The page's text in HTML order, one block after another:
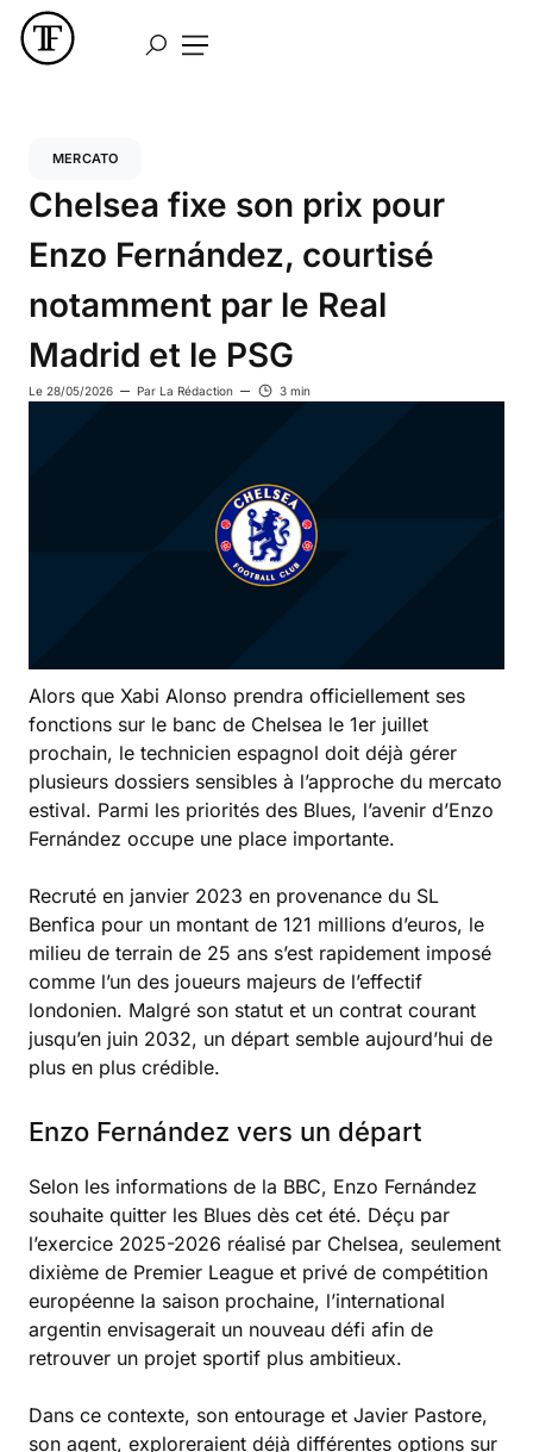
MERCATO
Chelsea fixe son prix pour
Enzo Fernández, courtisé
notamment par le Real
Madrid et le PSG
Le 28/05/2026 Par La Rédaction 3 min
Alors que Xabi Alonso prendra officiellement ses
fonctions sur le banc de Chelsea le 1er juillet
prochain, le technicien espagnol doit déjà gérer
plusieurs dossiers sensibles à l’approche du mercato
estival. Parmi les priorités des Blues, l’avenir d’Enzo
Fernández occupe une place importante.
Recruté en janvier 2023 en provenance du SL
Benfica pour un montant de 121 millions d’euros, le
milieu de terrain de 25 ans s’est rapidement imposé
comme l’un des joueurs majeurs de l’effectif
londonien. Malgré son statut et un contrat courant
jusqu’en juin 2032, un départ semble aujourd’hui de
plus en plus crédible.
Enzo Fernández vers un départ
Selon les informations de la BBC, Enzo Fernández
souhaite quitter les Blues dès cet été. Déçu par
l’exercice 2025-2026 réalisé par Chelsea, seulement
dixième de Premier League et privé de compétition
européenne la saison prochaine, l’international
argentin envisagerait un nouveau défi afin de
retrouver un projet sportif plus ambitieux.
Dans ce contexte, son entourage et Javier Pastore,
son agent, exploreraient déjà différentes options sur